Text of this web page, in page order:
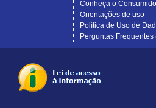
Conheça o
Orientações de uso
Política de Uso de
Perguntas Frequentes